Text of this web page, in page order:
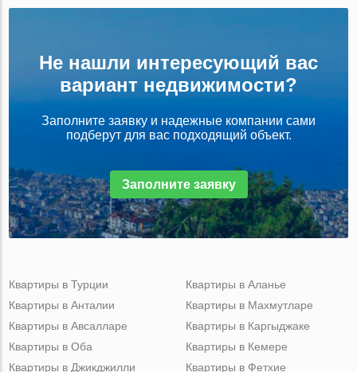
Не нашли интересующий вас
вариант недвижимости?
Заполните заявку и надежные компании сами
подберут для вас подходящий объект.
Заполните заявку
Квартиры в Турции
Квартиры в Анталии
Квартиры в Авсалларе
Квартиры в Оба
Квартиры в Джикджилли
Квартиры в Аланье
Квартиры в Махмутларе
Квартиры в Каргыджаке
Квартиры в Кемере
Квартиры в Фетхие